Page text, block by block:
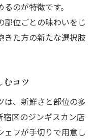
のが特徴です。
部位ごとの味わいをじ
きた方の新たな選択肢
むコツ
は、新鮮さと部位の多
区のジンギスカン店
ェフが手切りで用意し